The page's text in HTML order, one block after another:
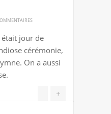
HERE
COMES,
jour de
cérémonie,
On a aussi
+